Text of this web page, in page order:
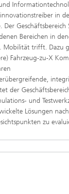
in
Bereichen in
Mobilität trifft. Dazu
Fahrzeug-zu-X
der
und
Lösungen nach
zu